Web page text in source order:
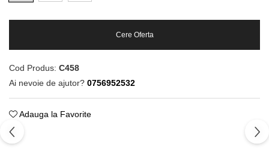
Cere Oferta
Cod Produs: C458
Ai nevoie de ajutor? 0756952532
Adauga la Favorite